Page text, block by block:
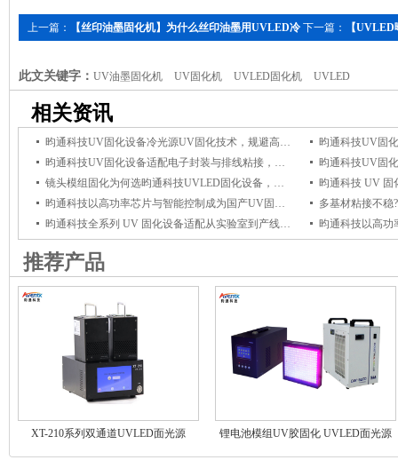
下一篇： 【
上一篇： 【丝印油墨固化机】为什么丝印油墨用UVLED冷
此文关键字： UV油墨固化机 UV固化机 UVLED固化机 UVLED
相关资讯
昀通科技UV固化设备冷光源UV固化技术，规避高温影响，保障电子组件品质
昀通科技UV固化设备适配电子封装与排线粘接，冷光源UV固化杜绝高温损伤
镜头模组固化为何选昀通科技UVLED固化设备，它能保障光学粘接牢固与透光稳定
昀通科技以高功率芯片与智能控制成为国产UV固化设备优选品牌
昀通科技全系列 UV 固化设备适配从实验室到产线全场景，赋能产线高效固化
推荐产品
XT-210系列双通道UVLED面光源
锂电池模组UV胶固化 UVLED面光源